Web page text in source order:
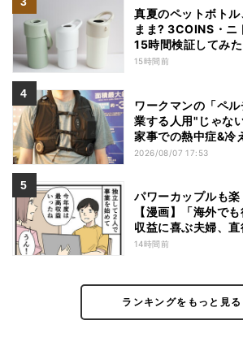
真夏のペットボト
まま? 3COINS・ニ
15時間検証してみた
15時間前
ワークマンの「ペ
業する人用"じゃな
家事での熱中症&
商品を徹底検証
2026/08/07 17:53
パワーカップルも
【漫画】「海外で
収益に喜ぶ夫婦、
書”で現実に戻され
14時間前
ランキングをもっと見る